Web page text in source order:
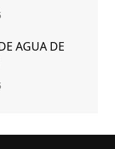
AGUA DE